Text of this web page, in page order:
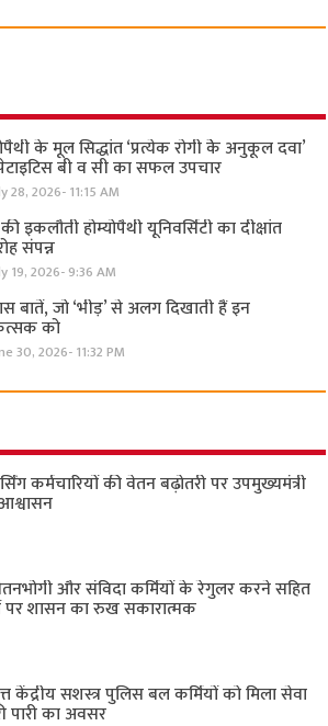
के मूल सिद्धांत ‘प्रत्येक रोगी केे अनुकूल दवा’
बी व सी का सफल उपचार
28, 2026- 11:15 AM
इकलौती होम्योपैथी यूनिवर्सिटी का दीक्षांत
संपन्न
19, 2026- 9:36 AM
बातें, जो ‘भीड़’ से अलग दिखाती हैं इन
को
30, 2026- 11:32 PM
कर्मचारियों की वेतन बढ़ोतरी पर उपमुख्यमंत्री
और संविदा कर्मियों के रेगुलर करने सहित
पर शासन का रुख सकारात्मक
केंद्रीय सशस्त्र पुलिस बल ​कर्मियों को मिला सेवा
पारी का अवसर